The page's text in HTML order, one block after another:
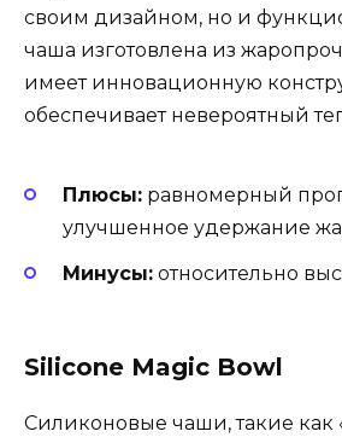
своим дизайном, но и
чаша изготовлена из
имеет инновационную
обеспечивает невероятный
Плюсы: равномерный
улучшенное удержание
Минусы: относительно
Silicone Magic Bowl
Силиконовые чаши, такие как